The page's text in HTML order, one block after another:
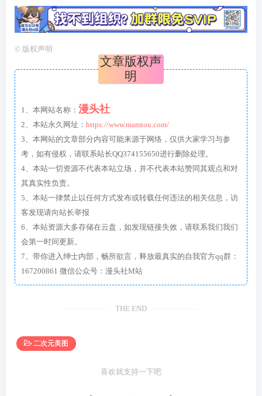
© 版权声明
文章版权声
明
1、本网站名称： 漫头社
2、本站永久网址： https://www.mamtou.com/
3、本网站的文章部分内容可能来源于网络，仅供大家学习与参
考，如有侵权，请联系站长QQ374155650进行删除处理。
4、本站一切资源不代表本站立场，并不代表本站赞同其观点和对
其真实性负责。
5、本站一律禁止以任何方式发布或转载任何违法的相关信息，访
客发现请向站长举报
6、本站资源大多存储在云盘，如发现链接失效，请联系我们我们
会第一时间更新。
7、带你进入绅士内部，畅所欲言，释放最真实的自我官方qq群：
167200861 微信公众号：漫头社M站
THE END
二次元美图
喜欢就支持一下吧